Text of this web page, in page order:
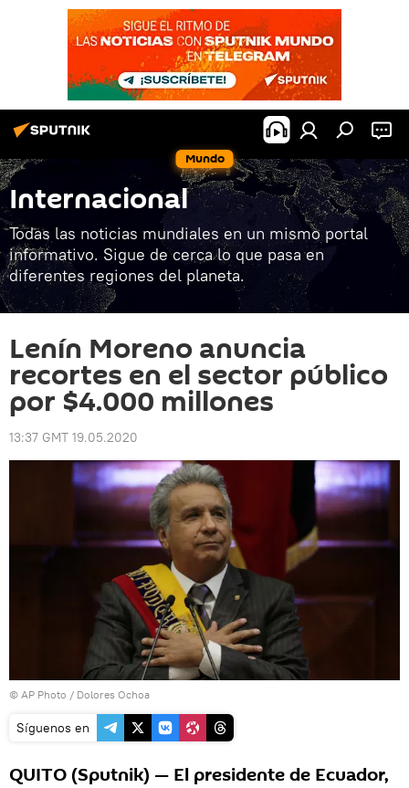
Mundo
Internacional
Todas las noticias mundiales en un mismo portal
informativo. Sigue de cerca lo que pasa en
diferentes regiones del planeta.
Lenín Moreno anuncia
recortes en el sector público
por $4.000 millones
13:37 GMT 19.05.2020
© AP Photo / Dolores Ochoa
Síguenos en
QUITO (Sputnik) — El presidente de Ecuador,